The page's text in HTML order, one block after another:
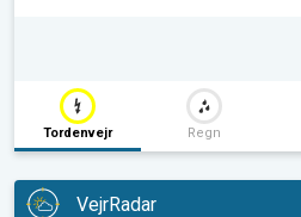
Tordenvejr Regn
VejrRadar